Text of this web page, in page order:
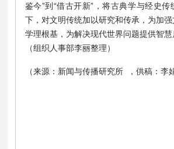
鉴今”到“借古开新”，将古典学与经史传
下，对文明传统加以研究和传承，为加
学理根基，为解决现代世界问题提供智慧
（组织人事部李丽整理）
（来源：新闻与传播研究所 ，供稿：李